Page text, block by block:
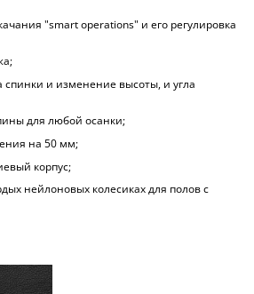
"smart operations" и его регулировка
спинки и изменение высоты, и угла
для любой осанки;
на 50 мм;
корпус;
нейлоновых колесиках для полов с